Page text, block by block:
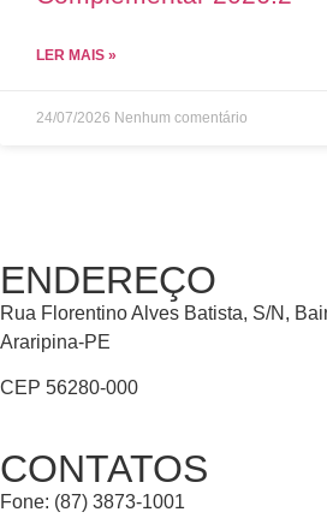
LER MAIS »
24/07/2026 Nenhum comentário
ENDEREÇO
Rua Florentino Alves Batista, S/N,
Araripina-PE
CEP 56280-000
CONTATOS
Fone: (87) 3873-1001